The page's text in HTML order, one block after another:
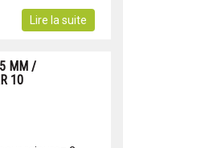
Lire la suite
MM /
10